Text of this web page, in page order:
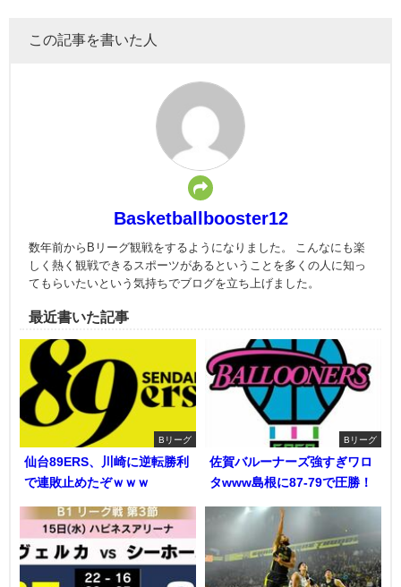
この記事を書いた人
Basketballbooster12
数年前からBリーグ観戦をするようになりました。 こんなにも楽
しく熱く観戦できるスポーツがあるということを多くの人に知っ
てもらいたいという気持ちでブログを立ち上げました。
最近書いた記事
Bリーグ
仙台89ERS、川崎に逆転勝利
で連敗止めたぞｗｗｗ
Bリーグ
佐賀バルーナーズ強すぎワロ
タwww島根に87-79で圧勝！